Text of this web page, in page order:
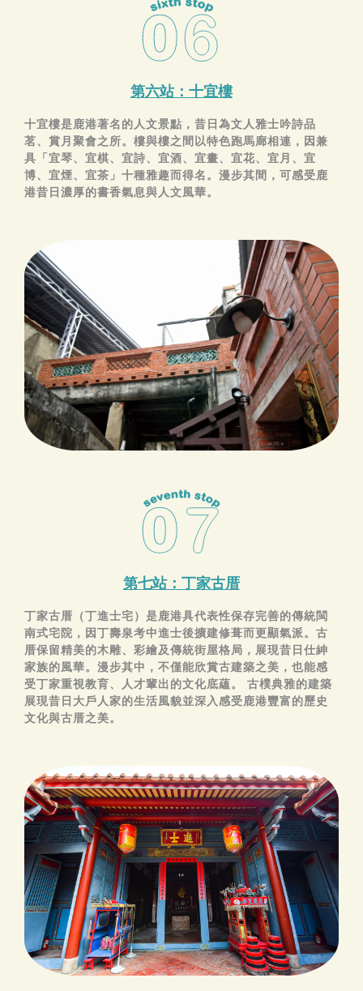
第六站：十宜樓
十宜樓是鹿港著名的人文景點，昔日為文人雅士吟詩品
茗、賞月聚會之所。樓與樓之間以特色跑馬廊相連，因兼
具「宜琴、宜棋、宜詩、宜酒、宜畫、宜花、宜月、宜
博、宜煙、宜茶」十種雅趣而得名。漫步其間，可感受鹿
港昔日濃厚的書香氣息與人文風華。
第七站：丁家古厝
丁家古厝（丁進士宅）是鹿港具代表性保存完善的傳統閩
南式宅院，因丁壽泉考中進士後擴建修葺而更顯氣派。古
厝保留精美的木雕、彩繪及傳統街屋格局，展現昔日仕紳
家族的風華。漫步其中，不僅能欣賞古建築之美，也能感
受丁家重視教育、人才輩出的文化底蘊。 古樸典雅的建築
展現昔日大戶人家的生活風貌並深入感受鹿港豐富的歷史
文化與古厝之美。